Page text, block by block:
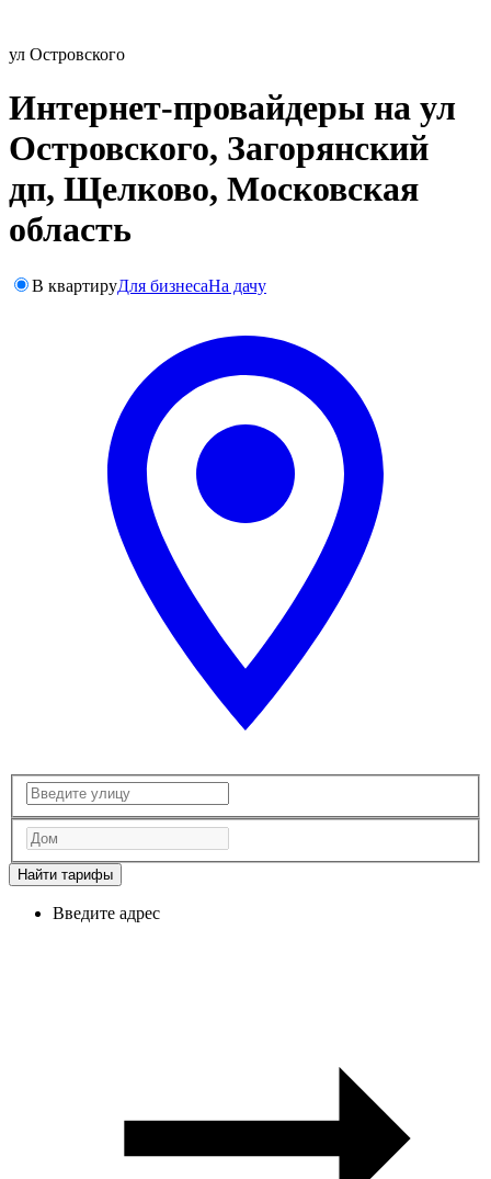
ул Островского
Интернет-провайдеры на ул
Островского, Загорянский
дп, Щелково, Московская
область
В квартируДля бизнесаНа дачу
Найти тарифы
Введите адрес